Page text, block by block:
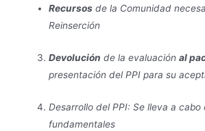
Recursos de la Comunidad
Reinserción
Devolución de la evaluaciónal
presentación del PPI para su
Desarrollo del PPI: Se lleva a
fundamentales